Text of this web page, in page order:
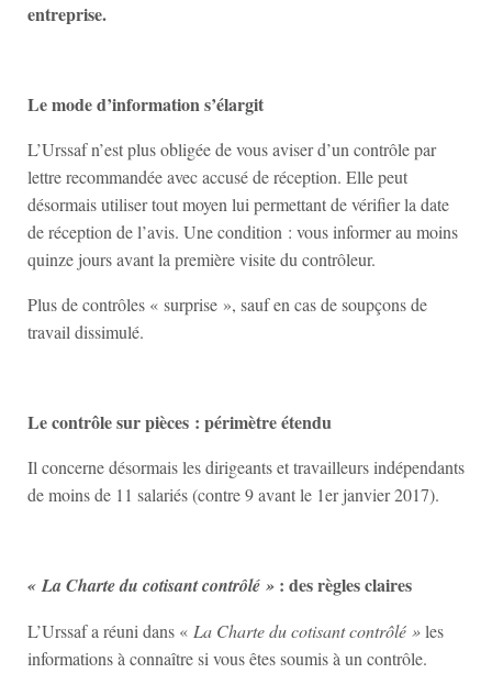
entreprise.
Le mode d’information s’élargit
L’Urssaf n’est plus obligée de vous aviser d’un contrôle par
lettre recommandée avec accusé de réception. Elle peut
désormais utiliser tout moyen lui permettant de vérifier la date
de réception de l’avis. Une condition : vous informer au moins
quinze jours avant la première visite du contrôleur.
Plus de contrôles « surprise », sauf en cas de soupçons de
travail dissimulé.
Le contrôle sur pièces : périmètre étendu
Il concerne désormais les dirigeants et travailleurs indépendants
de moins de 11 salariés (contre 9 avant le 1er janvier 2017).
« La Charte du cotisant contrôlé » : des règles claires
L’Urssaf a réuni dans « La Charte du cotisant contrôlé »les
informations à connaître si vous êtes soumis à un contrôle.